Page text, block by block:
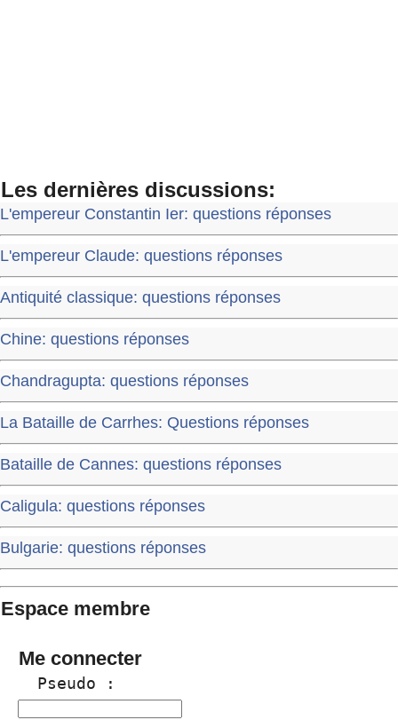
Les dernières discussions:
L'empereur Constantin Ier: questions réponses
L'empereur Claude: questions réponses
Antiquité classique: questions réponses
Chine: questions réponses
Chandragupta: questions réponses
La Bataille de Carrhes: Questions réponses
Bataille de Cannes: questions réponses
Caligula: questions réponses
Bulgarie: questions réponses
Espace membre
Me connecter
  Pseudo :